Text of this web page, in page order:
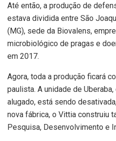
Até então, a produção de
estava dividida entre São
(MG), sede da Biovalens,
microbiológico de pragas e
em 2017.
Agora, toda a produção ficará
paulista. A unidade de
alugado, está sendo
nova fábrica, o Vittia construiu
Pesquisa, Desenvolvimento e